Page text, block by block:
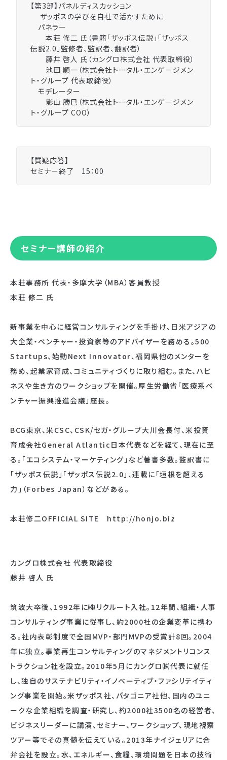
【第3部】パネルディスカッション
ザッポスの学びを自社で活かすために
パネラー
本荘 修二 氏（書籍「ザッポス伝説」「ザッポス
伝説2.0」監修者、監訳者、翻訳者）
藤井 啓人 氏（カングロ株式会社 代表取締役）
池田 順一（株式会社トータル・エンゲージメン
ト・グループ 代表取締役）
モデレーター
影山 勝巳（株式会社トータル・エンゲージメン
ト・グループ COO）
【質疑応答】
セミナー終了 15：00
セミナー講師の紹介
本荘事務所 代表・多摩大学（MBA）客員教授
本荘 修二 氏
新事業を中心に経営コンサルティングを手掛け、日米アジアの
大企業・ベンチャー・投資家等のアドバイザーを務める。500
Startups、始動Next Innovator、福岡県他のメンターを
務め、起業家育成、コミュニティづくりに取り組む。また、ハピ
ネスや生き方のワークショップを開催。厚生労働省「医療系ベ
ンチャー振興推進会議」座長。
BCG東京、米CSC、CSK/セガ・グループ大川会長付、米投資
育成会社General Atlantic日本代表などを経て、現在に至
る。「エコシステム・マーケティング」など著書多数。監訳書に
「ザッポス伝説」「ザッポス伝説2.0」、連載に「垣根を超える
力」（Forbes Japan）などがある。
本荘修二OFFICIAL SITE http://honjo.biz
カングロ株式会社 代表取締役
藤井 啓人 氏
筑波大卒後、1992年に㈱リクルート入社。12年間、組織・人事
コンサルティング事業に従事し、約2000社の企業変革に携わ
る。社内表彰制度で全国MVP・部門MVPの受賞計8回。2004
年に独立。事業再生コンサルティングのマネジメントリコンス
トラクション社を設立。2010年5月にカングロ㈱代表に就任
し、独自のサステナビリティ・イノベーティブ・ファシリテイティ
ング事業を開始。米ザッポス社、パタゴニア社他、国内のユニ
ークな企業組織を調査・研究し、約2000社3500名の経営者、
ビジネスリーダーに講演、セミナー、ワークショップ、現地視察
ツアー等でその真髄を伝えている。2013年ナイジェリアに合
弁会社を設立。水、エネルギー、食糧、環境問題を日本の技術